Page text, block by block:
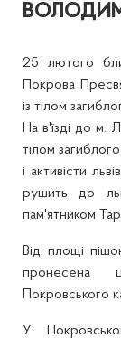
25 лютого
Покрова
із тілом
На в'їзді до м.
тілом
і активісти
рушить до
пам'ятником
Від площі
пронесена
Покровського
У